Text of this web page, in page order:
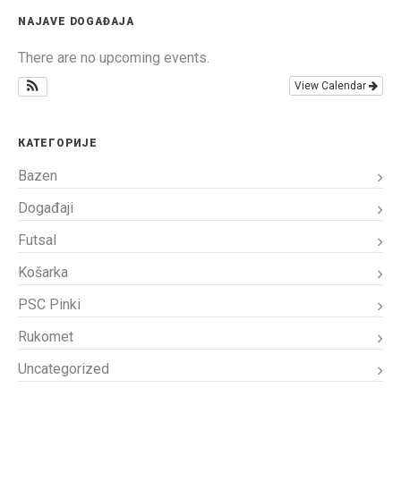
NAJAVE DOGAĐAJA
There are no upcoming events.
View Calendar
КАТЕГОРИЈЕ
Bazen
Događaji
Futsal
Košarka
PSC Pinki
Rukomet
Uncategorized